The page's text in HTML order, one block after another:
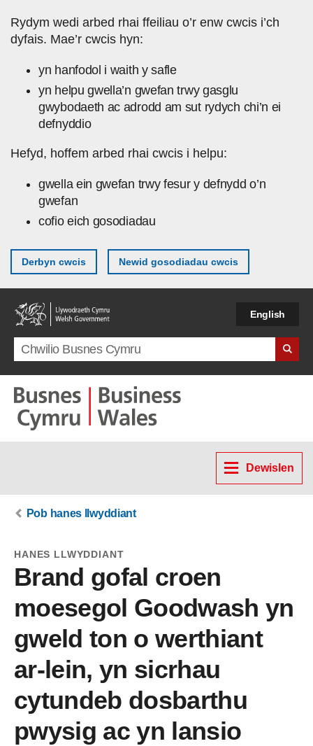
Rydym wedi arbed rhai ffeiliau o’r enw cwcis i’ch
dyfais. Mae’r cwcis hyn:
yn hanfodol i waith y safle
yn helpu gwella’n gwefan trwy gasglu
gwybodaeth ac adrodd am sut rydych chi’n ei
defnyddio
Hefyd, hoffem arbed rhai cwcis i helpu:
gwella ein gwefan trwy fesur y defnydd o’n
gwefan
cofio eich gosodiadau
Derbyn cwcis Newid gosodiadau cwcis
English
Search term
Dewislen
Pob hanes llwyddiant
HANES LLWYDDIANT
Brand gofal croen
moesegol Goodwash yn
gweld ton o werthiant
ar-lein, yn sicrhau
cytundeb dosbarthu
pwysig ac yn lansio